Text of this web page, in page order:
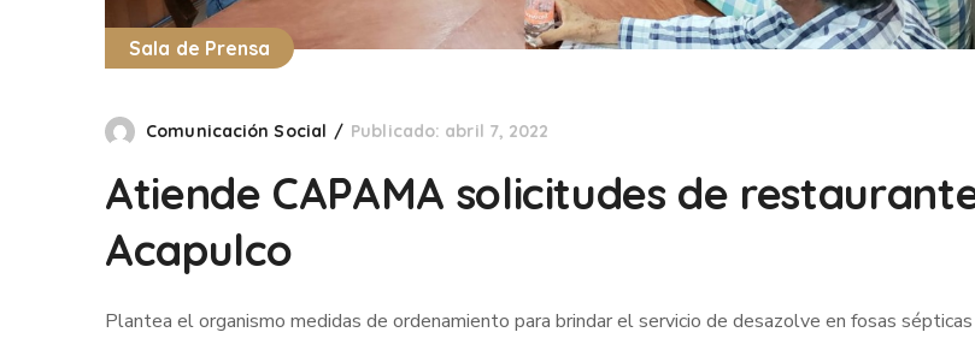
Sala de Prensa
Comunicación Social Publicado: abril 7, 2022
Atiende CAPAMA solicitudes de
Acapulco
Plantea el organismo medidas de ordenamiento para brindar el servicio de desazolve en fosas